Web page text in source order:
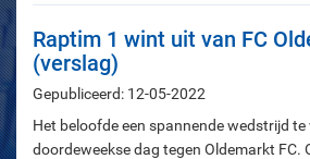
Raptim 1 wint uit van FC
(verslag)
Gepubliceerd: 12-05-2022
Het beloofde een spannende wedstrijd
doordeweekse dag tegen Oldemarkt FC.